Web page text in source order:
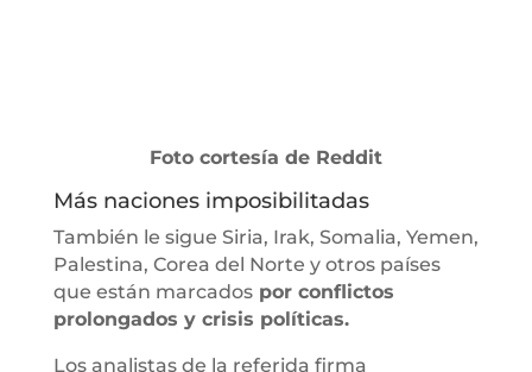
Foto cortesía de Reddit
Más naciones imposibilitadas
También le sigue Siria, Irak, Somalia, Yemen,
Palestina, Corea del Norte y otros países
que están marcadospor conflictos
prolongados y crisis políticas.
Los analistas de la referida firma